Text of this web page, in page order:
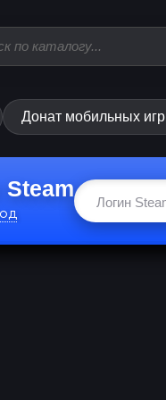
Донат мобильных игр